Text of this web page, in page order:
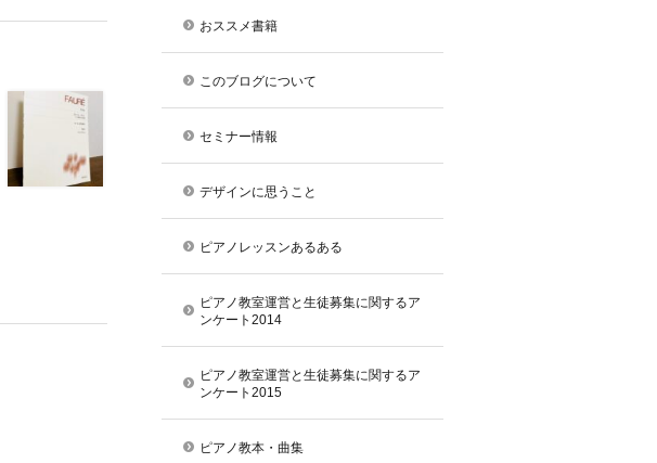
おススメ書籍
このブログについて
セミナー情報
デザインに思うこと
ピアノレッスンあるある
ピアノ教室運営と生徒募集に関するア
ンケート2014
ピアノ教室運営と生徒募集に関するア
ンケート2015
ピアノ教本・曲集